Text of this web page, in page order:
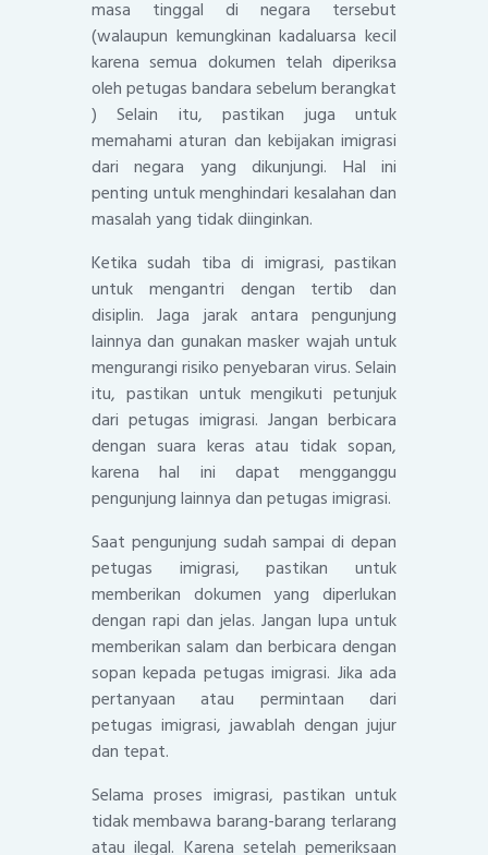
masa tinggal di negara tersebut
(walaupun kemungkinan kadaluarsa kecil
karena semua dokumen telah diperiksa
oleh petugas bandara sebelum berangkat
) Selain itu, pastikan juga untuk
memahami aturan dan kebijakan imigrasi
dari negara yang dikunjungi. Hal ini
penting untuk menghindari kesalahan dan
masalah yang tidak diinginkan.
Ketika sudah tiba di imigrasi, pastikan
untuk mengantri dengan tertib dan
disiplin. Jaga jarak antara pengunjung
lainnya dan gunakan masker wajah untuk
mengurangi risiko penyebaran virus. Selain
itu, pastikan untuk mengikuti petunjuk
dari petugas imigrasi. Jangan berbicara
dengan suara keras atau tidak sopan,
karena hal ini dapat mengganggu
pengunjung lainnya dan petugas imigrasi.
Saat pengunjung sudah sampai di depan
petugas imigrasi, pastikan untuk
memberikan dokumen yang diperlukan
dengan rapi dan jelas. Jangan lupa untuk
memberikan salam dan berbicara dengan
sopan kepada petugas imigrasi. Jika ada
pertanyaan atau permintaan dari
petugas imigrasi, jawablah dengan jujur
dan tepat.
Selama proses imigrasi, pastikan untuk
tidak membawa barang-barang terlarang
atau ilegal. Karena setelah pemeriksaan